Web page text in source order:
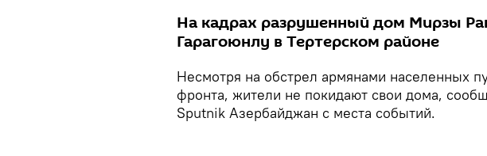
На кадрах разрушенный дом Мирзы
Гарагоюнлу в Тертерском районе
Несмотря на обстрел армянами населенных
фронта, жители не покидают свои дома,
Sputnik Азербайджан с места событий.